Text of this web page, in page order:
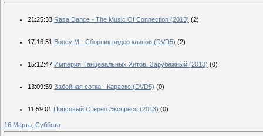
21:25:33 Rasa Dance - The Music Of Connection (2013) (2)
17:16:51 Boney M - Сборник видео клипов (DVD5) (2)
15:12:47 Империя Танцевальных Хитов. Зарубежный (2013) (0)
13:09:59 Забойная сотка - Караоке (DVD5) (0)
11:59:01 Попсовый Стерео Экспресс (2013) (0)
16 Марта, Суббота